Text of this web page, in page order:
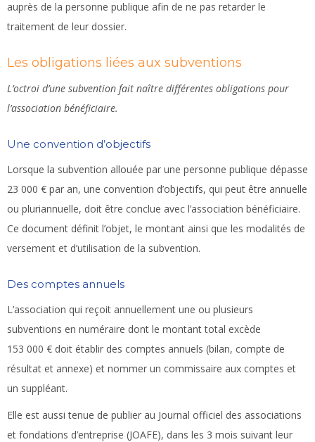
auprès de la personne publique afin de ne pas retarder le
traitement de leur dossier.
Les obligations liées aux subventions
L’octroi d’une subvention fait naître différentes obligations pour
l’association bénéficiaire.
Une convention d’objectifs
Lorsque la subvention allouée par une personne publique dépasse
23 000 € par an, une convention d’objectifs, qui peut être annuelle
ou pluriannuelle, doit être conclue avec l’association bénéficiaire.
Ce document définit l’objet, le montant ainsi que les modalités de
versement et d’utilisation de la subvention.
Des comptes annuels
L’association qui reçoit annuellement une ou plusieurs
subventions en numéraire dont le montant total excède
153 000 € doit établir des comptes annuels (bilan, compte de
résultat et annexe) et nommer un commissaire aux comptes et
un suppléant.
Elle est aussi tenue de publier au Journal officiel des associations
et fondations d’entreprise (JOAFE), dans les 3 mois suivant leur